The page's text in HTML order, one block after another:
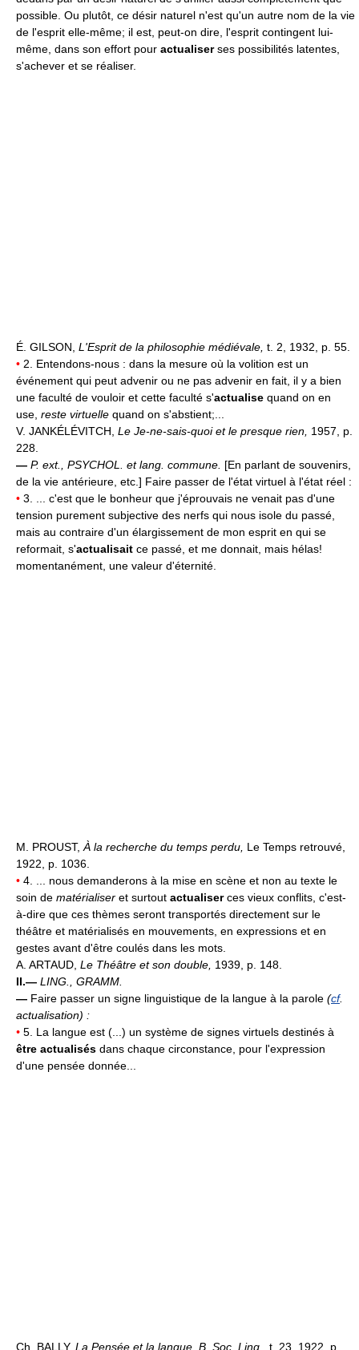
possible. Ou plutôt, ce désir naturel n'est qu'un autre nom de la vie
de l'esprit elle-même; il est, peut-on dire, l'esprit contingent lui-
même, dans son effort pour actualiserses possibilités latentes,
s'achever et se réaliser.
É. GILSON, L'Esprit de la philosophie médiévale, t. 2, 1932, p. 55.
• 2. Entendons-nous : dans la mesure où la volition est un
événement qui peut advenir ou ne pas advenir en fait, il y a bien
une faculté de vouloir et cette faculté s'actualise quand on en
use, reste virtuelle quand on s'abstient;...
V. JANKÉLÉVITCH, Le Je-ne-sais-quoi et le presque rien, 1957, p.
228.
— P. ext., PSYCHOL. etlang. commune. [En parlant de souvenirs,
de la vie antérieure, etc.] Faire passer de l'état virtuel à l'état réel :
• 3. ... c'est que le bonheur que j'éprouvais ne venait pas d'une
tension purement subjective des nerfs qui nous isole du passé,
mais au contraire d'un élargissement de mon esprit en qui se
reformait, s'actualisait ce passé, et me donnait, mais hélas!
momentanément, une valeur d'éternité.
M. PROUST, À la recherche du temps perdu, Le Temps retrouvé,
1922, p. 1036.
• 4. ... nous demanderons à la mise en scène et non au texte le
soin de matérialiser et surtout actualiserces vieux conflits, c'est-
à-dire que ces thèmes seront transportés directement sur le
théâtre et matérialisés en mouvements, en expressions et en
gestes avant d'être coulés dans les mots.
A. ARTAUD, Le Théâtre et son double, 1939, p. 148.
II.— LING., GRAMM.
— Faire passer un signe linguistique de la langue à la parole (cf.
actualisation) :
• 5. La langue est (...) un système de signes virtuels destinés à
être actualisés dans chaque circonstance, pour l'expression
d'une pensée donnée...
Ch. BALLY, La Pensée et la langue, B. Soc. Ling., t. 23, 1922, p.